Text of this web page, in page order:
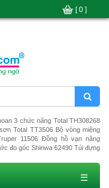
3 chức năng Total TH308268
Total TT3506 Bộ vòng miệng
11506 Đồng hồ vạn năng
đo góc Shinwa 62490 Túi đựng
☰
[ 0 ]